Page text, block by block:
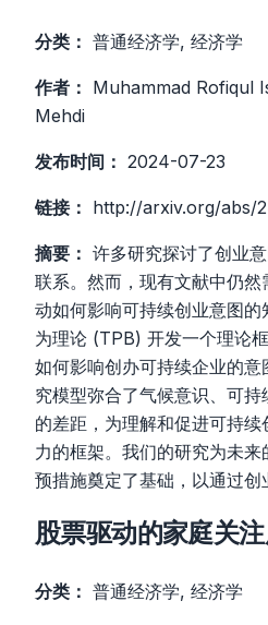
分类： 普通经济学, 经济学
作者： Muhammad Rofiqul
Mehdi
发布时间： 2024-07-23
链接： http://arxiv.org/abs/
摘要： 许多研究探讨了创业
联系。然而，现有文献中仍
动如何影响可持续创业意图
为理论 (TPB) 开发一个理论
如何影响创办可持续企业的
究模型弥合了气候意识、可
的差距，为理解和促进可持
力的框架。我们的研究为未
预措施奠定了基础，以通过创
股票驱动的家庭关
分类： 普通经济学, 经济学